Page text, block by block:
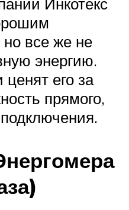
но все же не
энергию.
его за
прямого,